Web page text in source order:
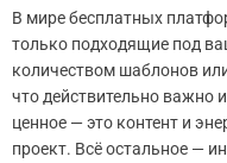
В мире бесплатных
только подходящие под
количеством шаблонов
что действительно важно
ценное — это контент и
проект. Всё остальное —